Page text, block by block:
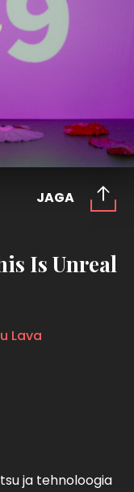
Is Unreal
Lava
JAGA
ja tehnoloogia